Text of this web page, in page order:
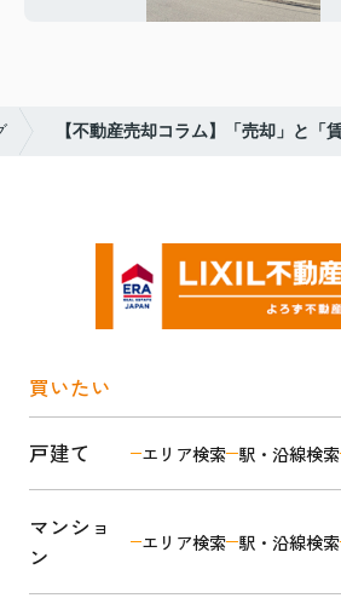
【不動産売却コラム】「売却」と「
買いたい
戸建て エリア検索 駅・沿線検索
マンショ
ン
エリア検索 駅・沿線検索